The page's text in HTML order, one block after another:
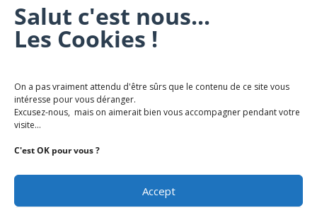
Salut c'est nous...
Les Cookies !
On a pas vraiment attendu d'être sûrs que le contenu de ce site vous
intéresse pour vous déranger.
Excusez-nous, mais on aimerait bien vous accompagner pendant votre
visite...
C'est OK pour vous ?
Accept
Les p'tits citoyens de Mont-Saint-Martin
Trail Saintmartinois Daniel FEITE
Karaté Mont Saint Martin